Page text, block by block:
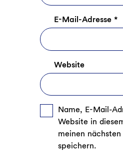
E-Mail-Adresse *
Website
Name, E-Mail-
Website in
meinen
speichern.